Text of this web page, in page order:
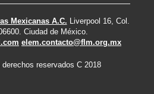
Mexicanas A.C. Liverpool 16, Col.
Ciudad de México.
elem.contacto@flm.org.mx
reservados C 2018